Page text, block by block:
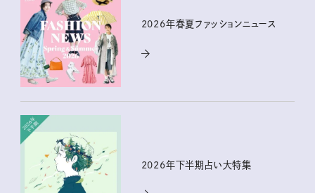
2026年春夏ファッションニュース
2026年下半期占い大特集